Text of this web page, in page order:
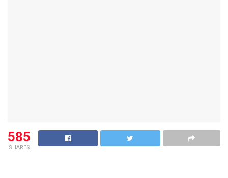
585
SHARES